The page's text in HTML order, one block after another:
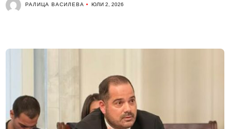
РАЛИЦА ВАСИЛЕВА ЮЛИ 2, 2026